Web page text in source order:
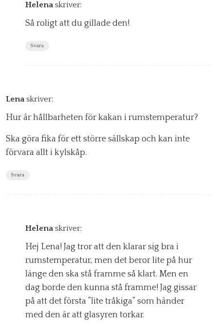
Helena skriver:
Så roligt att du gillade den!
Svara
Lena skriver:
Hur är hållbarheten för kakan i rumstemperatur?
Ska göra fika för ett större sällskap och kan inte
förvara allt i kylskåp.
Svara
Helena skriver:
Hej Lena! Jag tror att den klarar sig bra i
rumstemperatur, men det beror lite på hur
länge den ska stå framme så klart. Men en
dag borde den kunna stå framme! Jag gissar
på att det första ”lite tråkiga” som händer
med den är att glasyren torkar.